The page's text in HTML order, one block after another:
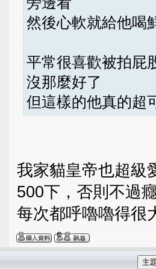
然後心軟就給他喝
平常很喜歡被拍屁
沒那麼好了
但這樣的他真的超
我家貓皇帝也超級
500下，否則不過
每次都呼嚕嚕得很
主